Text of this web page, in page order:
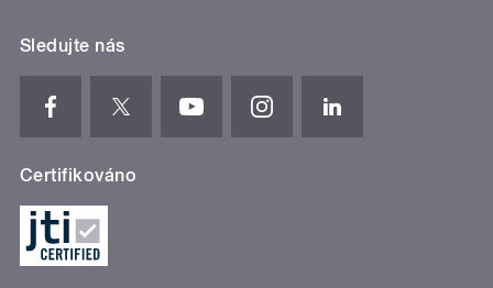
Sledujte nás
Certifikováno